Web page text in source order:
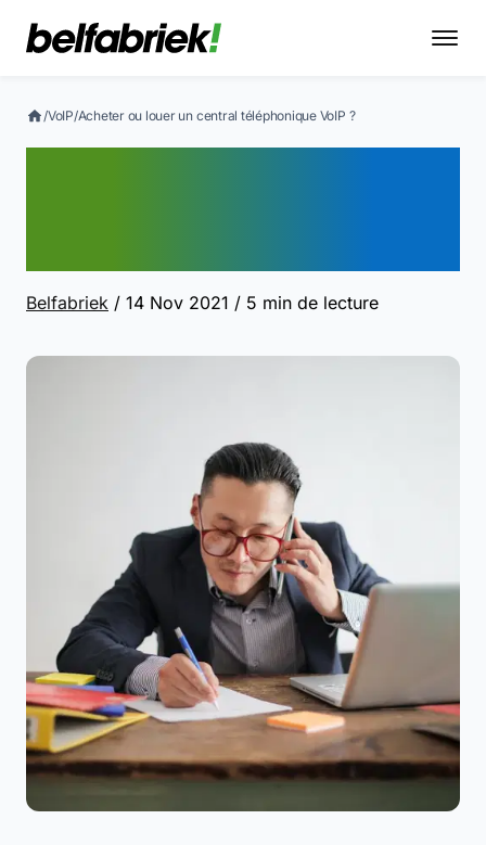
/VoIP/Acheter ou louer un central téléphonique VoIP ?
Belfabriek / 14 Nov 2021 / 5 min de lecture